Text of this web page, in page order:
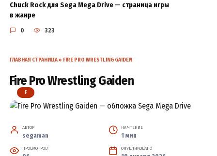
ГЛАВНАЯ СТРАНИЦА» FIRE PRO WRESTLING GAIDEN
Fire Pro Wrestling Gaiden
F
АВТОР
segaman
НА ЧТЕНИЕ
1 мин
ПРОСМОТРОВ ОПУБЛИКОВАНО
Chuck Rock для Sega Mega Drive — страница игры
в жанре
0 323